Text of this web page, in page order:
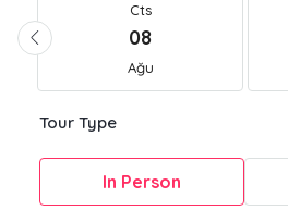
Cts
08
Ağu
Tour Type
In Person